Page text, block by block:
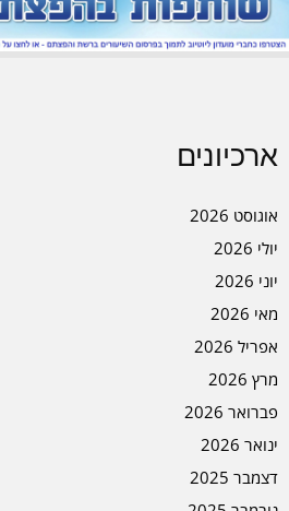
ארכיונים
אוגוסט 2026
יולי 2026
יוני 2026
מאי 2026
אפריל 2026
מרץ 2026
פברואר 2026
ינואר 2026
דצמבר 2025